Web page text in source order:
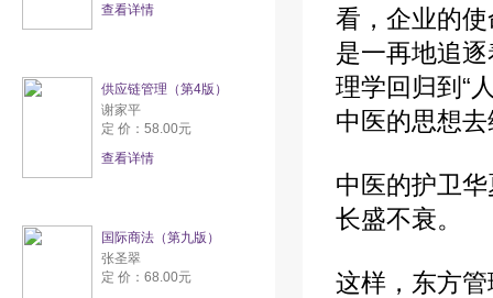
查看详情
供应链管理（第4版）
谢家平
定 价：58.00元
查看详情
国际商法（第九版）
张圣翠
定 价：68.00元
看，企业的
是一再地追
理学回归到“
中医的思想
中医的护卫
长盛不衰。
这样，东方